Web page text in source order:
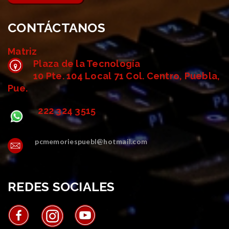
CONTÁCTANOS
Matriz
Plaza de la Tecnología
10 Pte. 104 Local 71 Col. Centro, Puebla,
Pue.
222 324 3515
pcmemoriespuebl@hotmail.com
REDES SOCIALES